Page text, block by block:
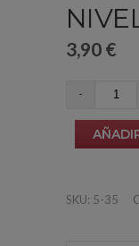
3,90 €
ne
SKU: 5-35